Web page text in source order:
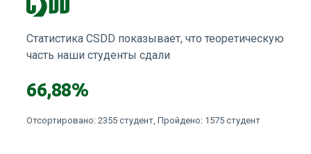
Статистика CSDD показывает, что теоретическую
часть наши студенты сдали
66,88%
Отсортировано: 2355 студент, Пройдено: 1575 студент